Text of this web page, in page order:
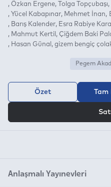
Özkan Ergene
Tolga Topçubaşı
Yücel Kabapınar
Mehmet İnan
Barış Kalender
Esra Rabiye
Mahmut Kertil
Çiğdem Baki
Hasan Günal
gizem bengiç
Pegem
Özet Tam
Anlaşmalı Yayınevleri